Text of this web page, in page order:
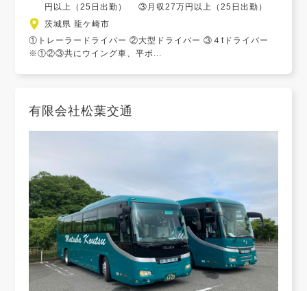
円以上（25日出勤） ③月収27万円以上（25日出勤）
茨城県 龍ケ崎市
①トレーラードライバー ②大型ドライバー ③４tドライバー
※①②③共にウイング車、平ボ...
有限会社松葉交通